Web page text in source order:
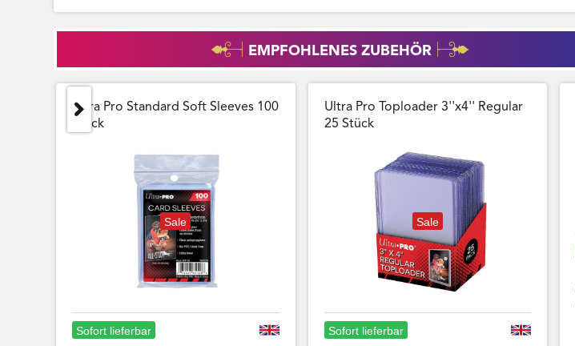
EMPFOHLENES ZUBEHÖR
Ultra Pro Standard Soft Sleeves 100
Stück
Sale
Sofort lieferbar
Ultra Pro Toploader 3''x4'' Regular
25 Stück
Sale
Sofort lieferbar